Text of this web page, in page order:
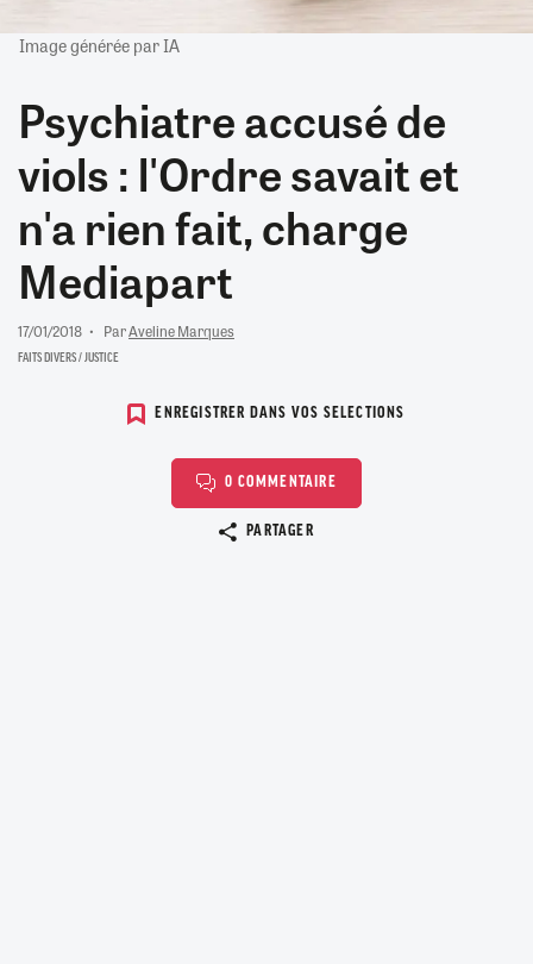
Image générée par IA
Psychiatre accusé de
viols : l'Ordre savait et
n'a rien fait, charge
Mediapart
17/01/2018 ParAveline Marques
FAITS DIVERS / JUSTICE
ENREGISTRER DANS VOS SELECTIONS
0 COMMENTAIRE
PARTAGER